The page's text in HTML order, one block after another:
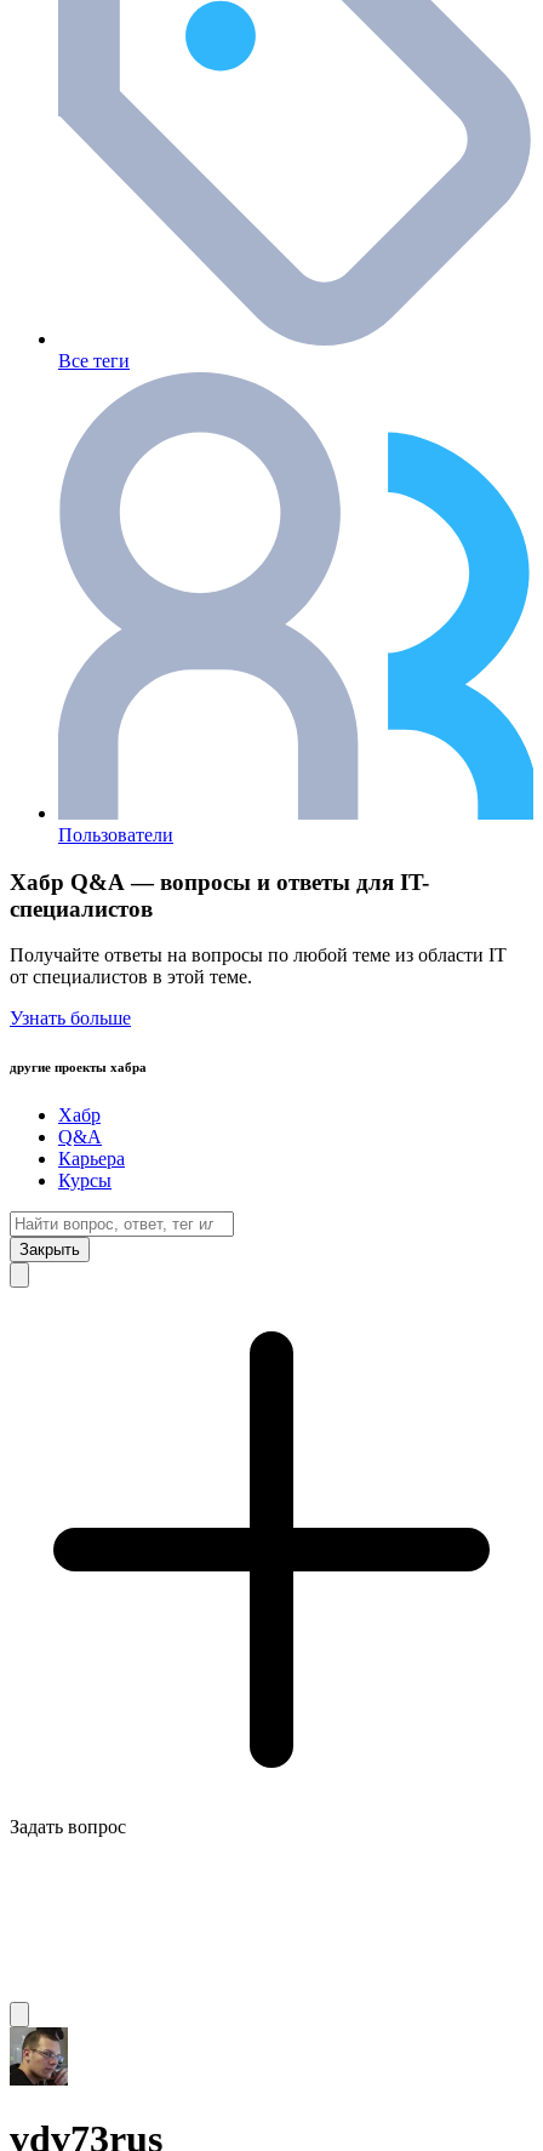
Все теги
Пользователи
Хабр Q&A — вопросы и ответы для IT-
специалистов
Получайте ответы на вопросы по любой теме из области IT
от специалистов в этой теме.
Узнать больше
другие проекты хабра
Хабр
Q&A
Карьера
Курсы
Закрыть
Задать вопрос
vdv73rus